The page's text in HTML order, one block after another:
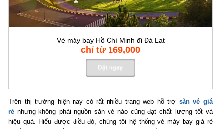
Vé máy bay Hồ Chí Minh đi Đà Lạt
chỉ từ 169,000
Trên thị trường hiện nay có rất nhiều trang web hỗ trợ săn vé giá
rẻ nhưng không phải nguồn săn vé nào cũng đạt chất lượng tốt và
hiệu quả. Hiểu được điều đó, chúng tôi hệ thống vé máy bay giá rẻ